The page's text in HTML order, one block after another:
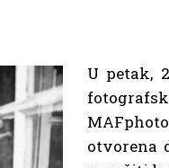
U petak,
otvorena